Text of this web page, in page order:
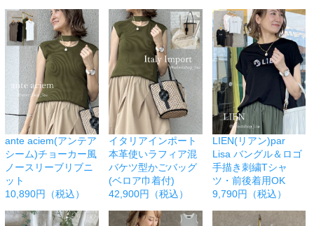
ante aciem(アンテア
シーム)チョーカー風
ノースリーブリブニ
ット
10,890円（税込）
イタリアインポート
本革使いラフィア混
バケツ型かごバッグ
(ベロア巾着付)
42,900円（税込）
LIEN(リアン)par
Lisa バングル＆ロゴ
手描き刺繍Tシャ
ツ・前後着用OK
9,790円（税込）